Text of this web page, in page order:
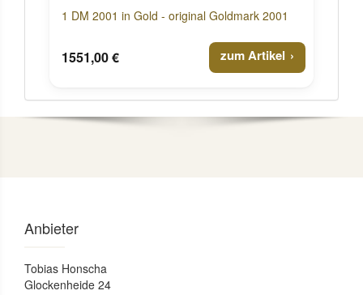
1 DM 2001 in Gold - original Goldmark 2001
1551,00 € zum Artikel
Anbieter
Tobias Honscha
Glockenheide 24